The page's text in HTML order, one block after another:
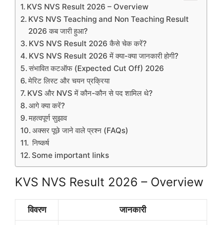
KVS NVS Result 2026 – Overview
KVS NVS Teaching and Non Teaching Result
2026 कब जारी हुआ?
KVS NVS Result 2026 कैसे चेक करें?
KVS NVS Result 2026 में क्या-क्या जानकारी होगी?
संभावित कटऑफ (Expected Cut Off) 2026
मेरिट लिस्ट और चयन प्रक्रिया
KVS और NVS में कौन-कौन से पद शामिल थे?
आगे क्या करें?
महत्वपूर्ण सुझाव
अक्सर पूछे जाने वाले प्रश्न (FAQs)
निष्कर्ष
Some important links
KVS NVS Result 2026 – Overview
विवरण जानकारी